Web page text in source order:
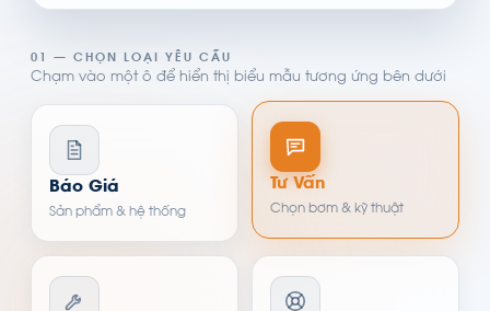
01 — CHỌN LOẠI YÊU CẦU
Chạm vào một ô để hiển thị biểu mẫu tương ứng bên dưới
Báo Giá
Sản phẩm & hệ thống
Tư Vấn
Chọn bơm & kỹ thuật